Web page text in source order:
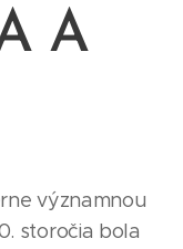
A
významnou
storočia bola